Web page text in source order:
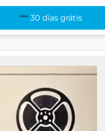
30 dias grátis